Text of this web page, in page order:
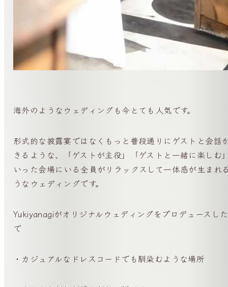
海外のようなウェディングも今とても人気です。
形式的な披露宴ではなくもっと普段通りにゲストと会話
きるような、「ゲストが主役」「ゲストと一緒に楽しむ
いった会場にいる全員がリラックスして一体感が生まれ
うなウェディングです。
Yukiyanagiがオリジナルウェディングをプロデュースし
で
・カジュアルなドレスコードでも馴染むような場所